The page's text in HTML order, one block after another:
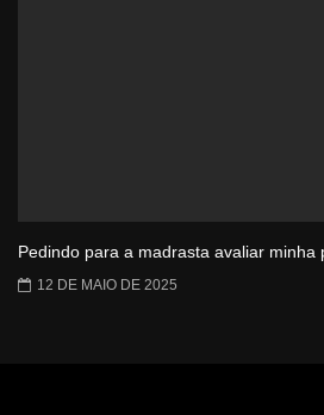
Pedindo para a madrasta avaliar minha
12 DE MAIO DE 2025